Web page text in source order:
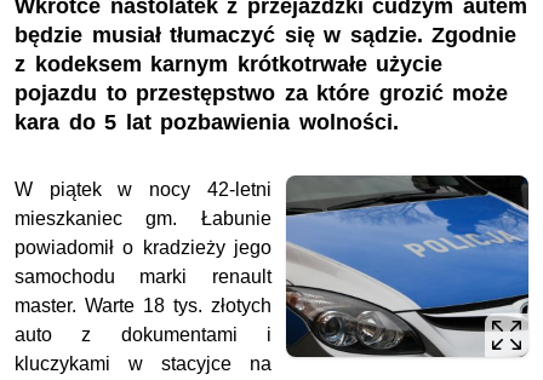
Wkrótce nastolatek z przejażdżki cudzym autem
będzie musiał tłumaczyć się w sądzie. Zgodnie
z kodeksem karnym krótkotrwałe użycie
pojazdu to przestępstwo za które grozić może
kara do 5 lat pozbawienia wolności.
W piątek w nocy 42-letni
mieszkaniec gm. Łabunie
powiadomił o kradzieży jego
samochodu marki renault
master. Warte 18 tys. złotych
auto z dokumentami i
kluczykami w stacyjce na